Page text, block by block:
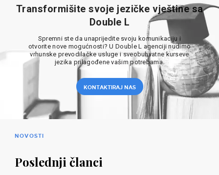
Transformišite svoje jezičke vještine sa
Double L
Spremni ste da unaprijedite svoju komunikaciju i
otvorite nove mogućnosti? U Double L agenciji nudimo
vrhunske prevodilačke usluge i sveobuhvatne kurseve
jezika prilagođene vašim potrebama.
KONTAKTIRAJ NAS
NOVOSTI
Poslednji članci